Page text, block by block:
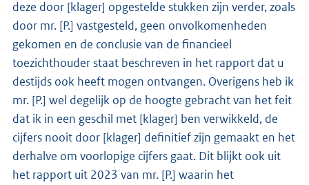
deze door [klager] opgestelde stukken zijn verder, zoals
door mr. [P.] vastgesteld, geen onvolkomenheden
gekomen en de conclusie van de financieel
toezichthouder staat beschreven in het rapport dat u
destijds ook heeft mogen ontvangen. Overigens heb ik
mr. [P.] wel degelijk op de hoogte gebracht van het feit
dat ik in een geschil met [klager] ben verwikkeld, de
cijfers nooit door [klager] definitief zijn gemaakt en het
derhalve om voorlopige cijfers gaat. Dit blijkt ook uit
het rapport uit 2023 van mr. [P.] waarin het